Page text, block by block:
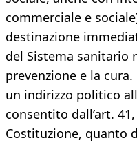
commerciale e
destinazione
del Sistema sanitario
prevenzione e la
un indirizzo politico
consentito dall’art.
Costituzione, quanto